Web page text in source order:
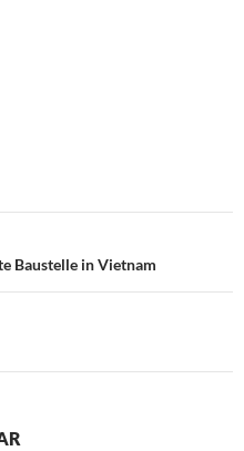
Baustelle in Vietnam